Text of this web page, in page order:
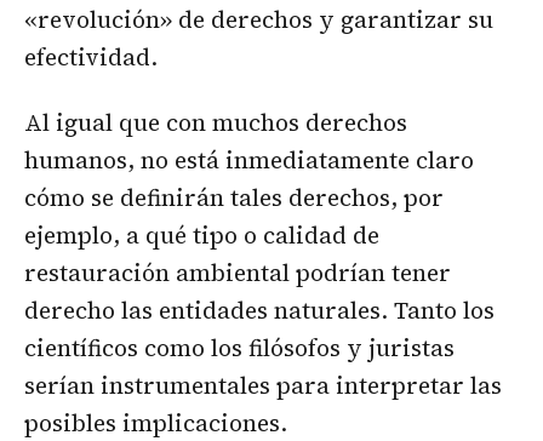
«revolución» de derechos y garantizar su
efectividad.
Al igual que con muchos derechos
humanos, no está inmediatamente claro
cómo se definirán tales derechos, por
ejemplo, a qué tipo o calidad de
restauración ambiental podrían tener
derecho las entidades naturales. Tanto los
científicos como los filósofos y juristas
serían instrumentales para interpretar las
posibles implicaciones.